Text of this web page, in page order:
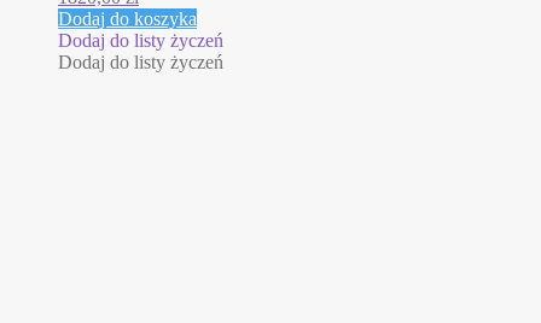
Dodaj do koszyka
Dodaj do listy życzeń
Dodaj do listy życzeń